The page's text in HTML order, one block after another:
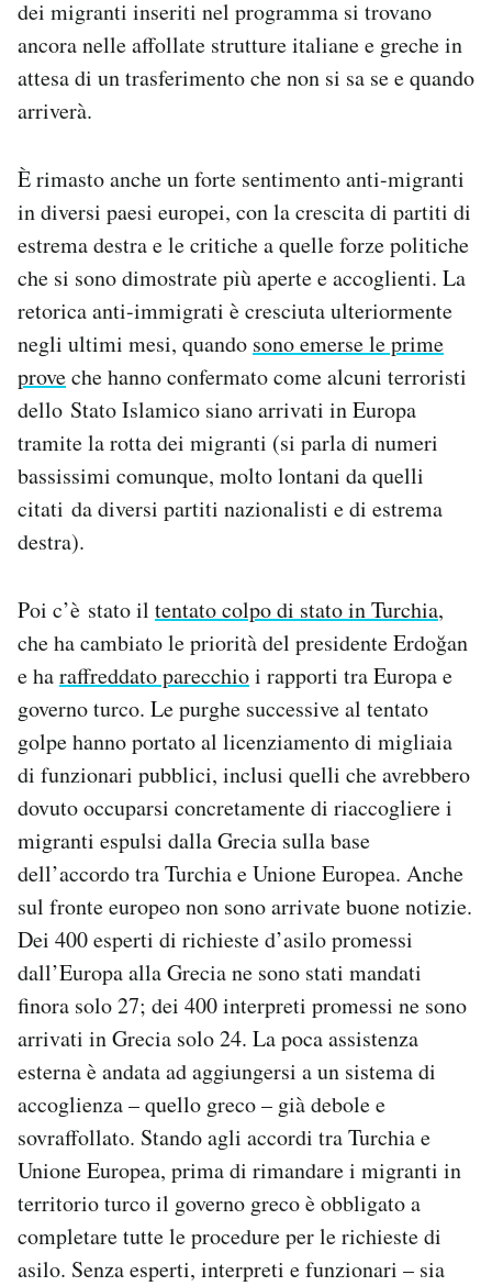
dei migranti inseriti nel programma si trovano
ancora nelle affollate strutture italiane e greche in
attesa di un trasferimento che non si sa se e quando
arriverà.
È rimasto anche un forte sentimento anti-migranti
in diversi paesi europei, con la crescita di partiti di
estrema destra e le critiche a quelle forze politiche
che si sono dimostrate più aperte e accoglienti. La
retorica anti-immigrati è cresciuta ulteriormente
negli ultimi mesi, quando sono emerse le prime
proveche hanno confermato come alcuni terroristi
dello Stato Islamico siano arrivati in Europa
tramite la rotta dei migranti (si parla di numeri
bassissimi comunque, molto lontani da quelli
citati da diversi partiti nazionalisti e di estrema
destra).
Poi c’è stato il tentato colpo di stato in Turchia,
che ha cambiato le priorità del presidente Erdoğan
e haraffreddato parecchioi rapporti tra Europa e
governo turco. Le purghe successive al tentato
golpe hanno portato al licenziamento di migliaia
di funzionari pubblici, inclusi quelli che avrebbero
dovuto occuparsi concretamente di riaccogliere i
migranti espulsi dalla Grecia sulla base
dell’accordo tra Turchia e Unione Europea. Anche
sul fronte europeo non sono arrivate buone notizie.
Dei 400 esperti di richieste d’asilo promessi
dall’Europa alla Grecia ne sono stati mandati
finora solo 27; dei 400 interpreti promessi ne sono
arrivati in Grecia solo 24. La poca assistenza
esterna è andata ad aggiungersi a un sistema di
accoglienza – quello greco – già debole e
sovraffollato. Stando agli accordi tra Turchia e
Unione Europea, prima di rimandare i migranti in
territorio turco il governo greco è obbligato a
completare tutte le procedure per le richieste di
asilo. Senza esperti, interpreti e funzionari – sia